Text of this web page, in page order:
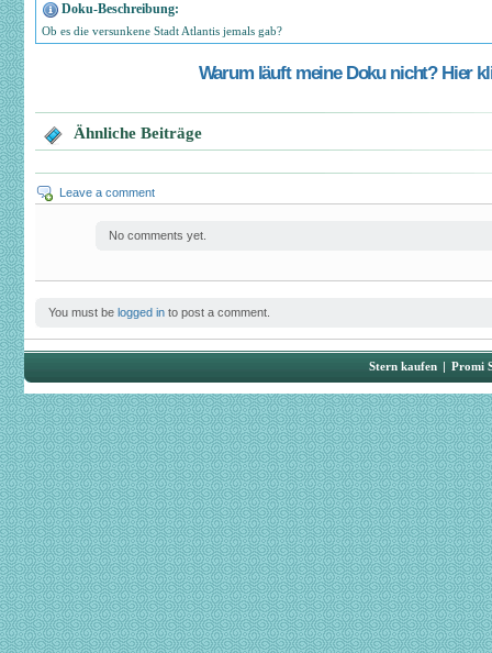
Doku-Beschreibung:
Ob es die versunkene Stadt Atlantis jemals gab?
Warum läuft meine Doku nicht? Hier
Ähnliche Beiträge
Leave a comment
No comments yet.
You must be logged in to post a comment.
Stern kaufen | Promi